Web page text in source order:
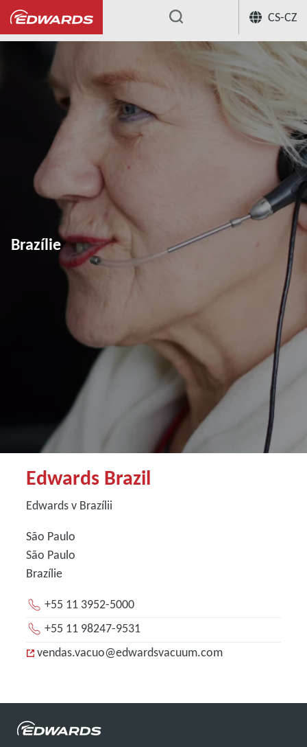
CS-CZ
...
Brazílie
Edwards Brazil
Edwards v Brazílii
São Paulo
São Paulo
Brazílie
+55 11 3952-5000
+55 11 98247-9531
vendas.vacuo@edwardsvacuum.com